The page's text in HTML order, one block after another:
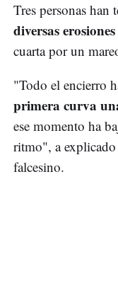
Tres personas han
diversas
cuarta por un
"Todo el encierro
primera curva
ese momento ha
ritmo", a explicado
falcesino.